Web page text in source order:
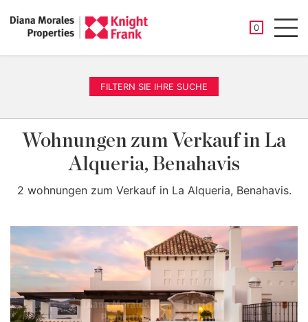
0
FILTERN SIE IHRE SUCHE
Wohnungen zum Verkauf in La
Alqueria, Benahavis
2 wohnungen zum Verkauf in La Alqueria, Benahavis.